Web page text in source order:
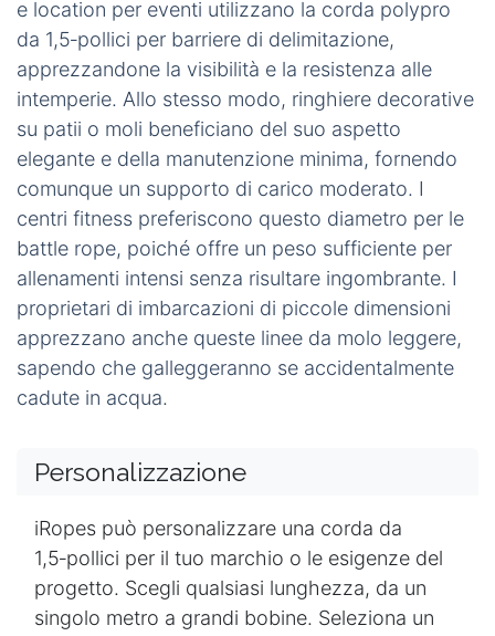
Applicando un fattore di sicurezza standard di
quattro, il carico di lavoro sicuro (SWL) consigliato
per questa corda è circa10 000 lb. Inoltre, il suo
peso per piede è circa 0,6 lb, il che aiuta a ridurre i
costi di trasporto e a migliorare la
maneggevolezza.
Resistenza alla rottura ≈42 000 lb(varia a
seconda della treccia)
Carico di lavoro sicuro ≈10 000 lb(4×fattore
di sicurezza)
Peso ≈0,6 lbper piede
Queste specifiche si traducono in applicazioni
e location per eventi utilizzano la corda polypro
apprezzandone la visibilità e la resistenza alle
intemperie. Allo stesso modo, ringhiere decorative
su patii o moli beneficiano del suo aspetto
elegante e della manutenzione minima, fornendo